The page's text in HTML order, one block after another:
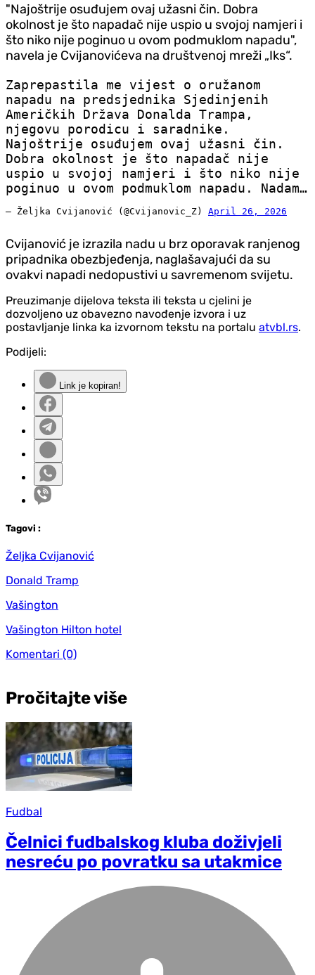
"Najoštrije osuđujem ovaj užasni čin. Dobra
okolnost je što napadač nije uspio u svojoj namjeri i
što niko nije poginuo u ovom podmuklom napadu",
navela je Cvijanovićeva na društvenoj mreži „Iks“.
Zaprepastila me vijest o oružanom
napadu na predsjednika Sjedinjenih
Američkih Država Donalda Trampa,
njegovu porodicu i saradnike.
Najoštrije osuđujem ovaj užasni čin.
Dobra okolnost je što napadač nije
uspio u svojoj namjeri i što niko nije
poginuo u ovom podmuklom napadu. Nadam…
— Željka Cvijanović (@Cvijanovic_Z) April 26, 2026
Cvijanović je izrazila nadu u brz oporavak ranjenog
pripadnika obezbjeđenja, naglašavajući da su
ovakvi napadi nedopustivi u savremenom svijetu.
Preuzimanje dijelova teksta ili teksta u cjelini je
dozvoljeno uz obavezno navođenje izvora i uz
postavljanje linka ka izvornom tekstu na portalu atvbl.rs.
Podijeli:
Link je kopiran!
Tagovi :
Željka Cvijanović
Donald Tramp
Vašington
Vašington Hilton hotel
Komentari (0)
Pročitajte više
Fudbal
Čelnici fudbalskog kluba doživjeli
nesreću po povratku sa utakmice